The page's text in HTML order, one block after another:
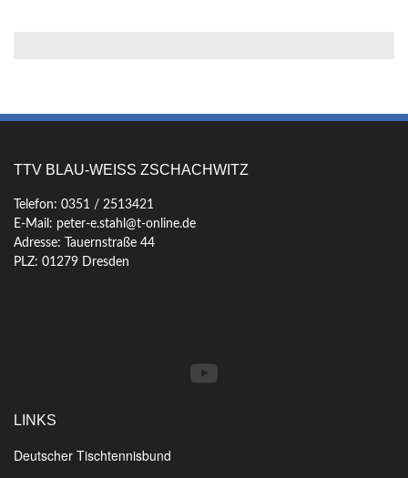
TTV BLAU-WEISS ZSCHACHWITZ
Telefon: 0351 / 2513421
E-Mail: peter-e.stahl@t-online.de
Adresse: Tauernstraße 44
PLZ: 01279 Dresden
YouTube
LINKS
Deutscher Tischtennisbund